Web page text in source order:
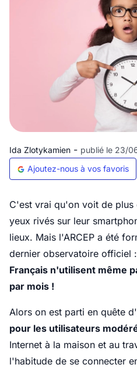
Ida Zlotykamien - publié le 23/
Ajoutez-nous à vos favoris
C'est vrai qu'on voit de plus
yeux rivés sur leur
lieux. Mais l'ARCEP a été
dernier observatoire officiel
Français n'utilisent même
par mois !
Alors on est parti en quête d'
pour les utilisateurs
Internet à la maison et au
l'habitude de se connecter